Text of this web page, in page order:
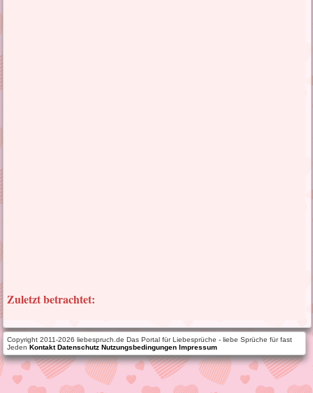
Zuletzt betrachtet:
Copyright 2011-2026 liebespruch.de Das Portal für Liebesprüche - liebe Sprüche für fast
JedenKontakt Datenschutz Nutzungsbedingungen Impressum